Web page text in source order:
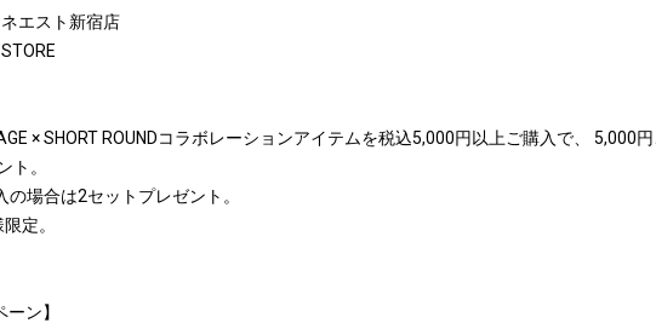
エスト新宿店
× SHORT ROUNDコラボレーションアイテムを税込5,000円以上ご購入で、 5,000
ト。
場合は2セットプレゼント。
定。
ン】